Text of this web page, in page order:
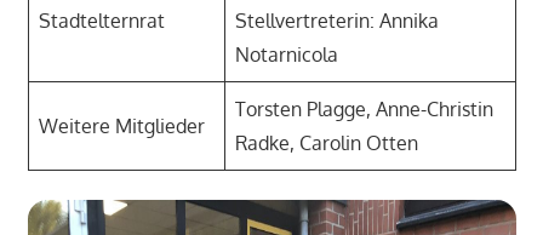
Stadtelternrat
Stellvertreterin: Annika
Notarnicola
Weitere Mitglieder
Torsten Plagge, Anne-Christin
Radke, Carolin Otten